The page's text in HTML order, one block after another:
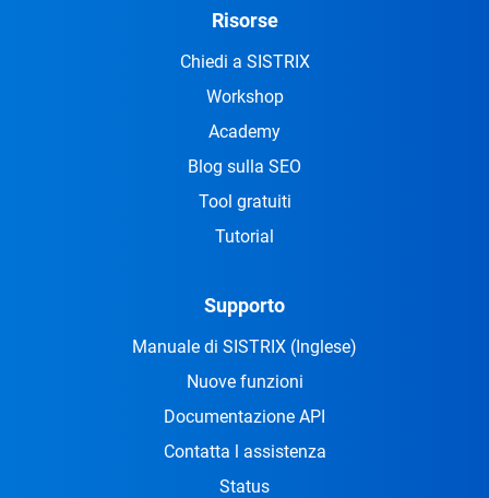
Risorse
Chiedi a SISTRIX
Workshop
Academy
Blog sulla SEO
Tool gratuiti
Tutorial
Supporto
Manuale di SISTRIX (Inglese)
Nuove funzioni
Documentazione API
Contatta l assistenza
Status